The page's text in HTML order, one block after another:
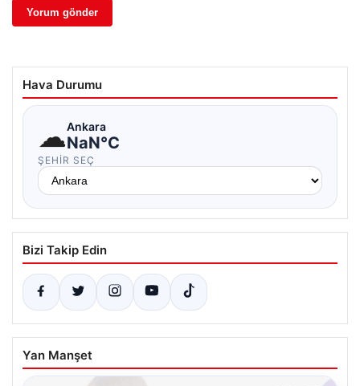
Hava Durumu
☁Ankara
NaN°C
ŞEHIR SEÇ
Bizi Takip Edin
Yan Manşet